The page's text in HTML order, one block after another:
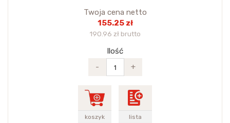
Twoja cena netto
155.25 zł
190.96 zł brutto
Ilość
-
+
koszyk lista